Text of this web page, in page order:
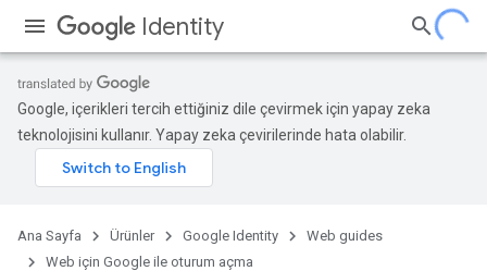
Identity
Google, içerikleri tercih ettiğiniz dile çevirmek için yapay zeka
teknolojisini kullanır. Yapay zeka çevirilerinde hata olabilir.
Ana Sayfa Ürünler Google Identity
Web guides
Web için Google ile oturum açma